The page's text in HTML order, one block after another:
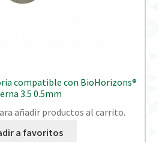
compatible con BioHorizons®
3.5 0.5mm
añadir productos al carrito.
a favoritos